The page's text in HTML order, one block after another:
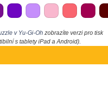
v Yu-Gi-Oh zobrazíte verzi pro tisk
s tablety iPad a Android).